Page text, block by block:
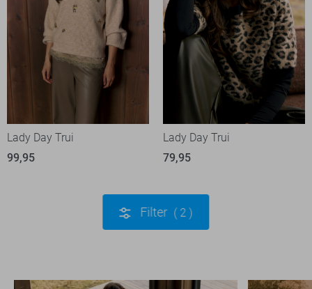
Lady Day Trui
99,95
Lady Day Trui
79,95
Filter 2